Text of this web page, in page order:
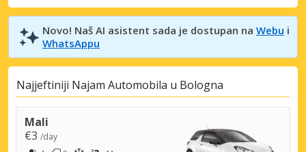
Novo! Naš AI asistent sada je dostupan na Webu i
WhatsAppu
Najjeftiniji Najam Automobila u Bologna
Mali
€3 /day